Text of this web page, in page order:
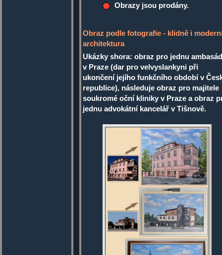
Obrazy jsou prodány.
Obraz podle fotografie - klidně i
architektura
Ukázky shora: obraz pro jednu
v Praze (dar pro velvyslankyni při
ukončení jejího funkčního období v
republice), následuje obraz pro majitele
soukromé oční kliniky v Praze a obraz
jednu advokátní kancelář v Tišnově.